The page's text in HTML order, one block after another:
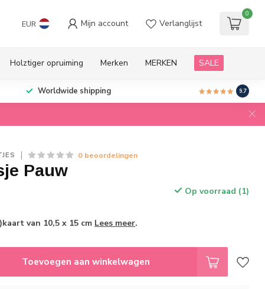
EUR Mijn account Verlanglijst
0
Holztiger opruiming Merken MERKEN SALE
Worldwide shipping 9.7
0 beoordelingen
Pauw
Op voorraad (1)
van 10,5 x 15 cm Lees meer.
Toevoegen aan winkelwagen